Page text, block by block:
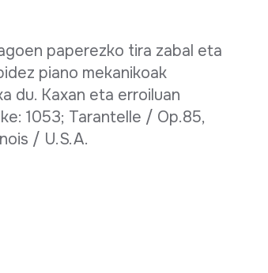
paperezko tira zabal eta
piano mekanikoak
du. Kaxan eta erroiluan
1053; Tarantelle / Op.85,
/ U.S.A.